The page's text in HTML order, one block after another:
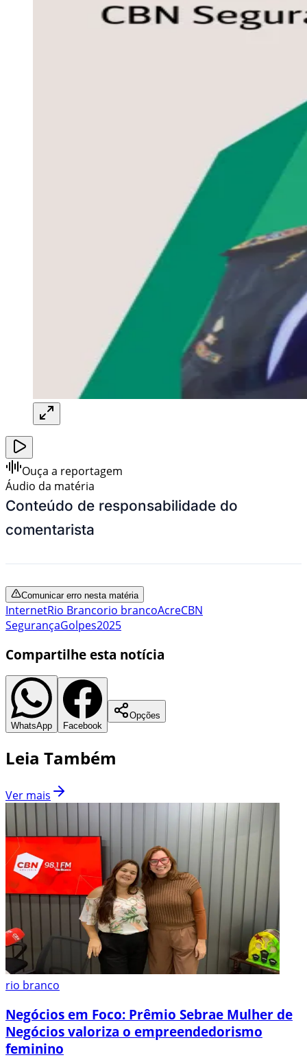
Ouça a reportagem
Áudio da matéria
Conteúdo de responsabilidade do
comentarista
Comunicar erro nesta matéria
InternetRio Brancorio brancoAcreCBN
SegurançaGolpes2025
Compartilhe esta notícia
WhatsApp Facebook
Opções
Leia Também
Ver mais
rio branco
Negócios em Foco: Prêmio Sebrae Mulher de
Negócios valoriza o empreendedorismo
feminino